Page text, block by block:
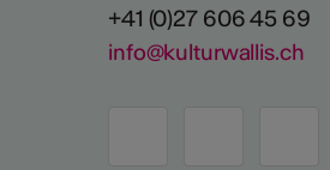
+41 (0)27 606 45 69
info@kulturwallis.ch